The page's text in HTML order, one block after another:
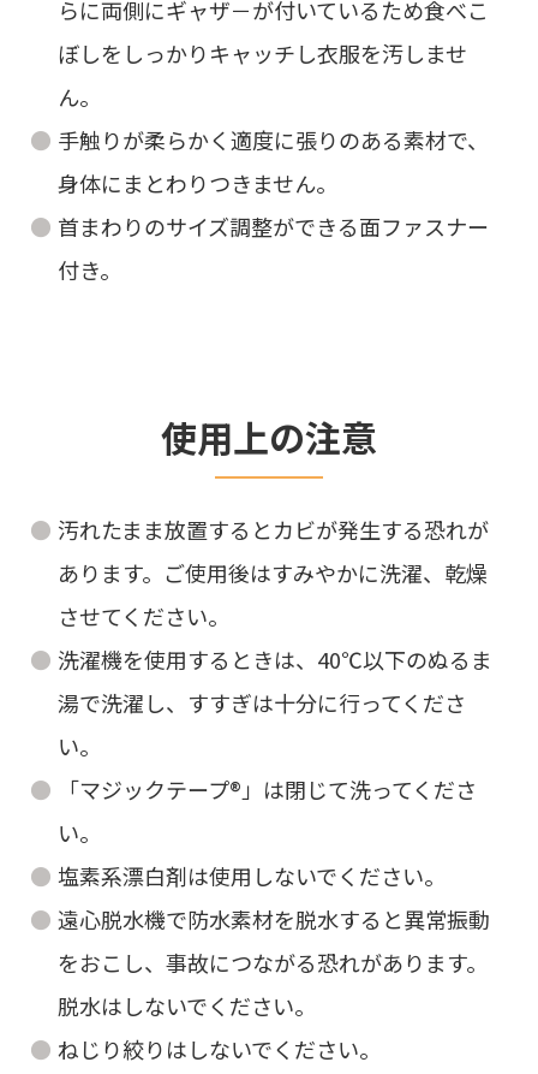
らに両側にギャザ－が付いているため食べこ
ぼしをしっかりキャッチし衣服を汚しませ
ん。
手触りが柔らかく適度に張りのある素材で、
身体にまとわりつきません。
首まわりのサイズ調整ができる面ファスナー
付き。
使用上の注意
汚れたまま放置するとカビが発生する恐れが
あります。ご使用後はすみやかに洗濯、乾燥
させてください。
洗濯機を使用するときは、40℃以下のぬるま
湯で洗濯し、すすぎは十分に行ってくださ
い。
「マジックテープ®」は閉じて洗ってくださ
い。
塩素系漂白剤は使用しないでください。
遠心脱水機で防水素材を脱水すると異常振動
をおこし、事故につながる恐れがあります。
脱水はしないでください。
ねじり絞りはしないでください。